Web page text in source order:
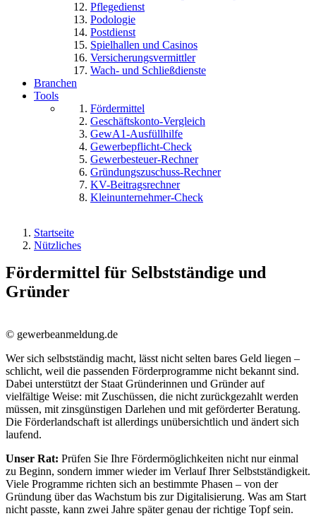
Pflegedienst
Podologie
Postdienst
Spielhallen und Casinos
Versicherungsvermittler
Wach- und Schließdienste
Branchen
Tools
Fördermittel
Geschäftskonto-Vergleich
GewA1-Ausfüllhilfe
Gewerbepflicht-Check
Gewerbesteuer-Rechner
Gründungszuschuss-Rechner
KV-Beitragsrechner
Kleinunternehmer-Check
Startseite
Nützliches
Fördermittel für Selbstständige und
Gründer
© gewerbeanmeldung.de
Wer sich selbstständig macht, lässt nicht selten bares Geld liegen –
schlicht, weil die passenden Förderprogramme nicht bekannt sind.
Dabei unterstützt der Staat Gründerinnen und Gründer auf
vielfältige Weise: mit Zuschüssen, die nicht zurückgezahlt werden
müssen, mit zinsgünstigen Darlehen und mit geförderter Beratung.
Die Förderlandschaft ist allerdings unübersichtlich und ändert sich
laufend.
Unser Rat: Prüfen Sie Ihre Fördermöglichkeiten nicht nur einmal
zu Beginn, sondern immer wieder im Verlauf Ihrer Selbstständigkeit.
Viele Programme richten sich an bestimmte Phasen – von der
Gründung über das Wachstum bis zur Digitalisierung. Was am Start
nicht passte, kann zwei Jahre später genau der richtige Topf sein.